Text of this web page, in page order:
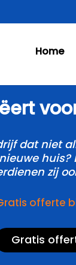
Home
dat niet
zij
offerte
Gratis